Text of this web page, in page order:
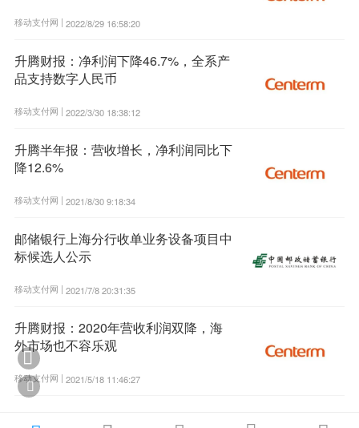
移动支付网 | 2022/8/29 16:58:20
升腾财报：净利润下降46.7%，全系产
品支持数字人民币
移动支付网 | 2022/3/30 18:38:12
升腾半年报：营收增长，净利润同比下
降12.6%
移动支付网 | 2021/8/30 9:18:34
邮储银行上海分行收单业务设备项目中
标候选人公示
移动支付网 | 2021/7/8 20:31:35
升腾财报：2020年营收利润双降，海
外市场也不容乐观
移动支付网 | 2021/5/18 11:46:27

